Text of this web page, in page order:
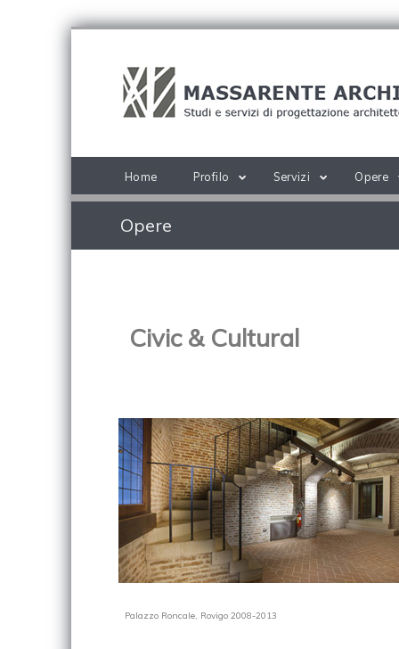
Home Profilo Servizi Opere
Opere
Civic & Cultural
Palazzo Roncale, Rovigo 2008-2013